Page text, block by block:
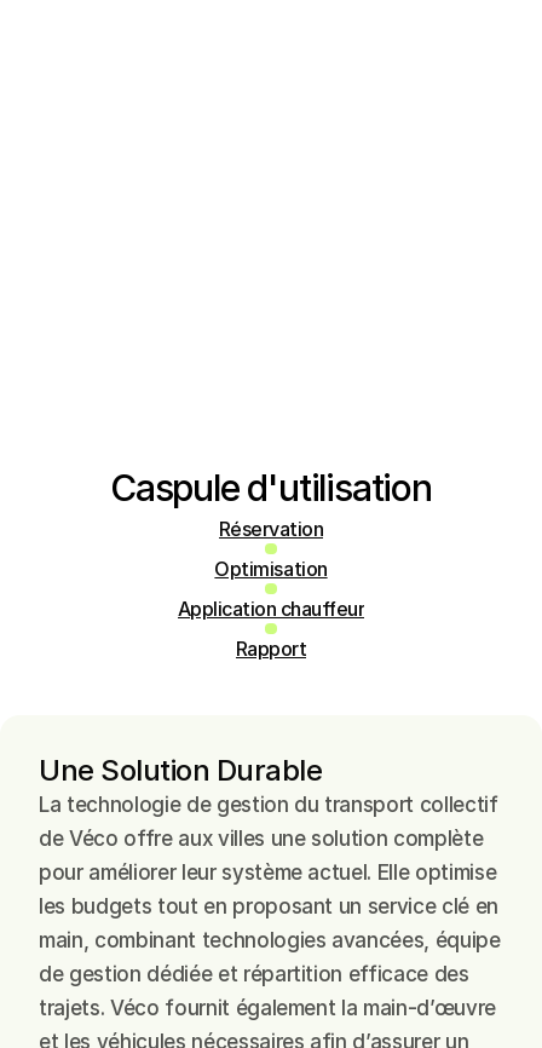
Caspule d'utilisation
Réservation
Optimisation
Application chauffeur
Rapport
Une Solution Durable
La technologie de gestion du transport collectif
de Véco offre aux villes une solution complète
pour améliorer leur système actuel. Elle optimise
les budgets tout en proposant un service clé en
main, combinant technologies avancées, équipe
de gestion dédiée et répartition efficace des
trajets. Véco fournit également la main-d’œuvre
et les véhicules nécessaires afin d’assurer un